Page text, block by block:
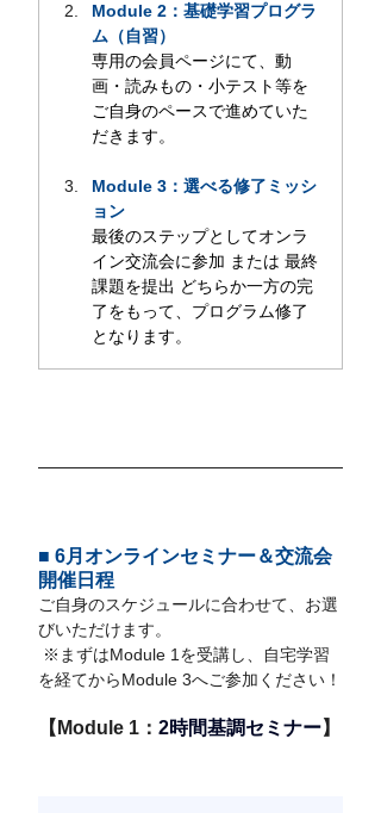
Module 2：基礎学習プログラ
ム（自習）
専用の会員ページにて、動
画・読みもの・小テスト等を
ご自身のペースで進めていた
だきます。
Module 3： 選べる修了ミッシ
ョン
最後のステップとしてオンラ
イン交流会に参加 または 最終
課題を提出 どちらか一方の完
了をもって、プログラム修了
となります。
■ 6月オンラインセミナー＆交流会
開催日程
ご自身のスケジュールに合わせて、お選
びいただけます。
を経てからModule 3へご参加ください！
【Module 1： 2時間基調セミナー】